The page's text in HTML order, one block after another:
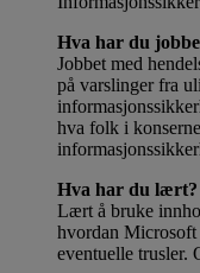
Hva har du
Jobbet med
på varslinger fra
hva folk i
Hva har du lært?
Lært å bruke
hvordan Microsoft
eventuelle trusler.